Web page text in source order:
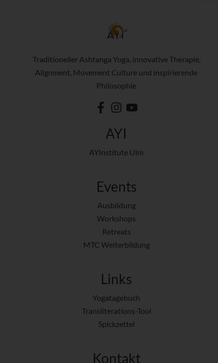
Traditioneller Ashtanga Yoga, innovative Therapie,
Alignment, Movement Culture und inspirierende
Philosophie
AYI
AYInstitute Ulm
Events
Ausbildung
Workshops
Retreats
MTC Weiterbildung
Links
Yogatagebuch
Transliterations-Tool
Spickzettel
Kontakt